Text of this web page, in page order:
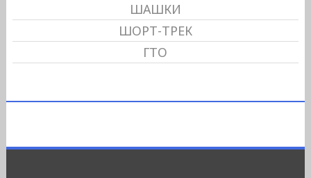
ШАШКИ
ШОРТ-ТРЕК
ГТО